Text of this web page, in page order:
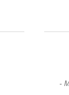
-